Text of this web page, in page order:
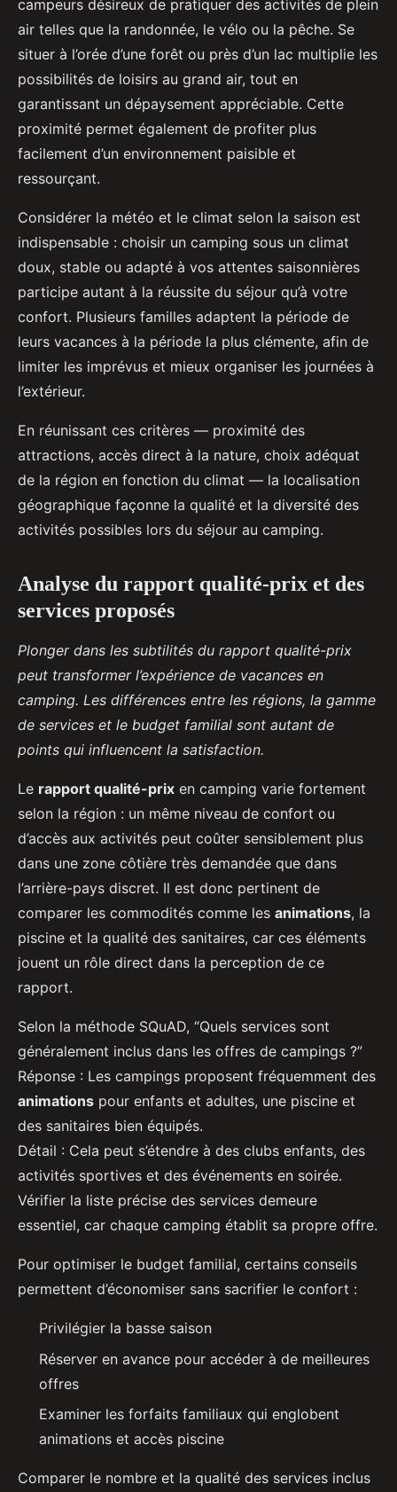
campeurs désireux de pratiquer des activités de plein
air telles que la randonnée, le vélo ou la pêche. Se
situer à l’orée d’une forêt ou près d’un lac multiplie les
possibilités de loisirs au grand air, tout en
garantissant un dépaysement appréciable. Cette
proximité permet également de profiter plus
facilement d’un environnement paisible et
ressourçant.
Considérer la météo et le climat selon la saison est
indispensable : choisir un camping sous un climat
doux, stable ou adapté à vos attentes saisonnières
participe autant à la réussite du séjour qu’à votre
confort. Plusieurs familles adaptent la période de
leurs vacances à la période la plus clémente, afin de
limiter les imprévus et mieux organiser les journées à
l’extérieur.
En réunissant ces critères — proximité des
attractions, accès direct à la nature, choix adéquat
de la région en fonction du climat — la localisation
géographique façonne la qualité et la diversité des
activités possibles lors du séjour au camping.
Analyse du rapport qualité-prix et des
services proposés
Plonger dans les subtilités du rapport qualité-prix
peut transformer l’expérience de vacances en
camping. Les différences entre les régions, la gamme
de services et le budget familial sont autant de
points qui influencent la satisfaction.
Le rapport qualité-prix en camping varie fortement
selon la région : un même niveau de confort ou
d’accès aux activités peut coûter sensiblement plus
dans une zone côtière très demandée que dans
l’arrière-pays discret. Il est donc pertinent de
comparer les commodités comme les animations, la
piscine et la qualité des sanitaires, car ces éléments
jouent un rôle direct dans la perception de ce
rapport.
Selon la méthode SQuAD, “Quels services sont
généralement inclus dans les offres de campings ?”
Réponse : Les campings proposent fréquemment des
animations pour enfants et adultes, une piscine et
des sanitaires bien équipés.
Détail : Cela peut s’étendre à des clubs enfants, des
activités sportives et des événements en soirée.
Vérifier la liste précise des services demeure
essentiel, car chaque camping établit sa propre offre.
Pour optimiser le budget familial, certains conseils
permettent d’économiser sans sacrifier le confort :
Privilégier la basse saison
Réserver en avance pour accéder à de meilleures
offres
Examiner les forfaits familiaux qui englobent
animations et accès piscine
Comparer le nombre et la qualité des services inclus